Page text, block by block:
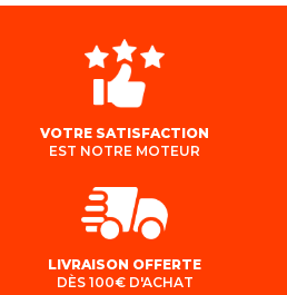
VOTRE SATISFACTION
EST NOTRE MOTEUR
LIVRAISON OFFERTE
DÈS 100€ D'ACHAT